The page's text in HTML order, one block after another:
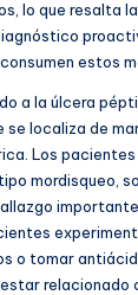
lo que resalta
estos
a la úlcera
se localiza de
Los
tipo mordisqueo,
o tomar
relacionado